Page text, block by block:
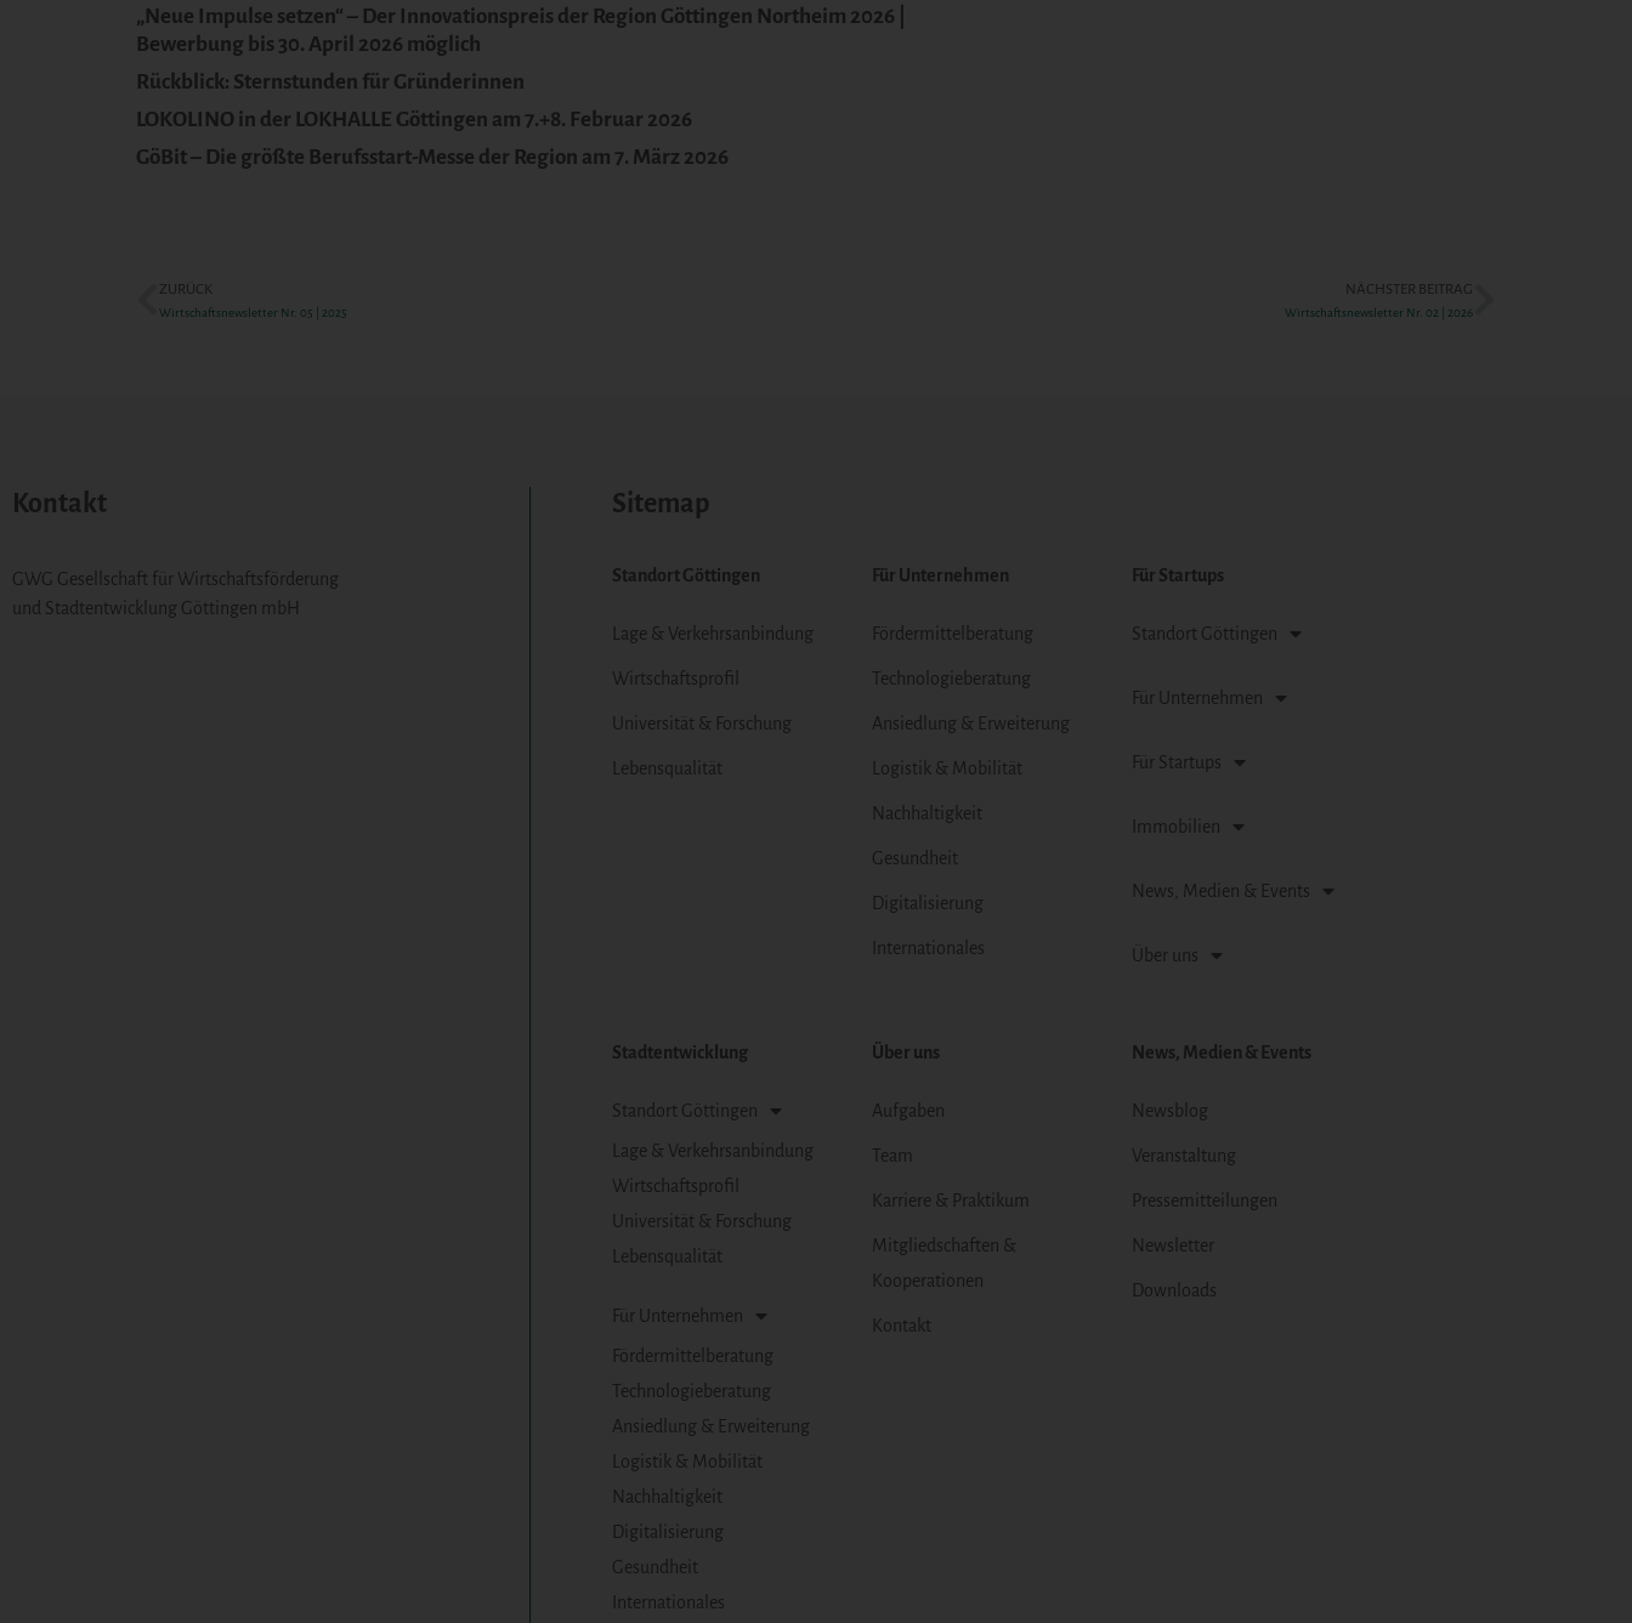
„Neue Impulse setzen“ – Der Innovationspreis der Region Göttingen Northeim 2026 |
Bewerbung bis 30. April 2026 möglich
Rückblick: Sternstunden für Gründerinnen
LOKOLINO in der LOKHALLE Göttingen am 7.+8. Februar 2026
GöBit – Die größte Berufsstart-Messe der Region am 7. März 2026
ZURÜCK
Wirtschaftsnewsletter Nr. 05 | 2025
NÄCHSTER BEITRAG
Wirtschaftsnewsletter Nr. 02 | 2026
Kontakt
GWG Gesellschaft für Wirtschaftsförderung
und Stadtentwicklung Göttingen mbH
Sitemap
Standort Göttingen
Lage & Verkehrsanbindung
Wirtschaftsprofil
Universität & Forschung
Lebensqualität
Für Unternehmen
Fördermittelberatung
Technologieberatung
Ansiedlung & Erweiterung
Logistik & Mobilität
Nachhaltigkeit
Gesundheit
Digitalisierung
Internationales
Für Startups
Standort Göttingen
Für Unternehmen
Für Startups
Immobilien
News, Medien & Events
Über uns
Stadtentwicklung
Standort Göttingen
Lage & Verkehrsanbindung
Wirtschaftsprofil
Universität & Forschung
Lebensqualität
Für Unternehmen
Fördermittelberatung
Technologieberatung
Ansiedlung & Erweiterung
Logistik & Mobilität
Nachhaltigkeit
Digitalisierung
Gesundheit
Internationales
Über uns
Aufgaben
Team
Karriere & Praktikum
Mitgliedschaften &
Kooperationen
Kontakt
News, Medien & Events
Newsblog
Veranstaltung
Pressemitteilungen
Newsletter
Downloads